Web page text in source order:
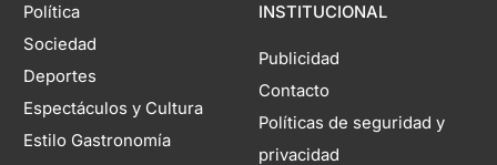
Política
Sociedad
Deportes
Espectáculos y Cultura
Estilo Gastronomía
INSTITUCIONAL
Publicidad
Contacto
Políticas de seguridad y
privacidad